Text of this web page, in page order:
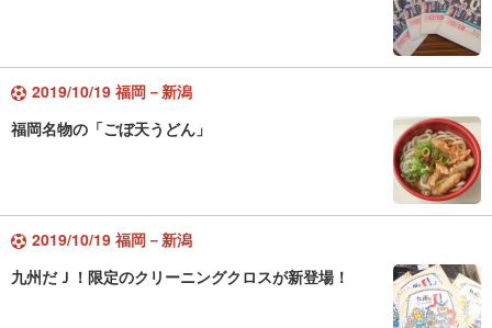
2019/10/19 福岡－新潟
福岡名物の「ごぼ天うどん」
2019/10/19 福岡－新潟
九州だＪ！限定のクリーニングクロスが新登場！